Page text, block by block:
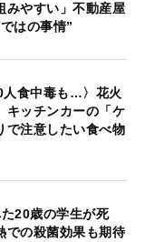
みやすい」不動産屋
はの事情”
人食中毒も…〉花火
キッチンカーの「ケ
注意したい食べ物
た20歳の学生が死
での殺菌効果も期待